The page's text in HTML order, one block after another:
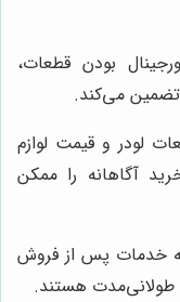
بودن قطعات،
تضمین می‌کند.
لودر و قیمت لوازم
آگاهانه را ممکن
خدمات پس از فروش
طولانی‌مدت هستند.